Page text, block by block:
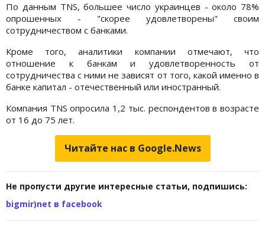
По данным TNS, большее число украинцев - около 78%
опрошенных - "скорее удовлетворены" своим
сотрудничеством с банками.
Кроме того, аналитики компании отмечают, что
отношение к банкам и удовлетворенность от
сотрудничества с ними не зависят от того, какой именно в
банке капитал - отечественный или иностранный.
Компания TNS опросила 1,2 тыс. респондентов в возрасте
от 16 до 75 лет.
Читайте нас в Google.News
Не пропусти другие интересные статьи, подпишись:
bigmir)net в facebook